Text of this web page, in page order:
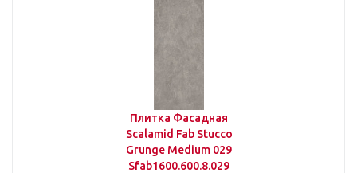
Плитка Фасадная
Scalamid Fab Stucco
Grunge Medium 029
Sfab1600.600.8.029